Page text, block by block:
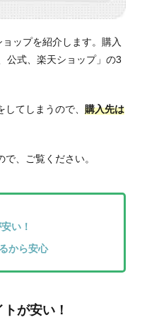
ップを紹介します。購入
公式、楽天ショップ」の3
してしまうので、 購入先は
、ご覧ください。
い！
から安心
が安い！